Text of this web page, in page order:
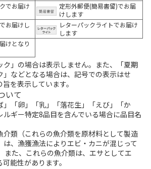
でお届け
定形外郵便(簡易書留)でお届
けします
お届けし
レターパックライトでお届け
します
けとなり
ク」の場合は表示しません。また、「夏期
」などとなる場合は、記号での表示はせ
を表示しています。
いて
」「卵」「乳」「落花生」「えび」「か
ルギー特定8品目を含んでいる場合に品目名
類（これらの魚介類を原材料として製造
は、漁獲漁法によりエビ・カニが混じって
また、これらの魚介類は、エサとしてエ
能性があります。